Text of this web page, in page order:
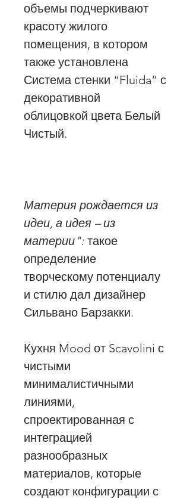
объемы подчеркивают
красоту жилого
помещения, в котором
также установлена
Система стенки “Fluida” с
декоративной
облицовкой цвета Белый
Чистый.
Материя рождается из
идеи, а идея – из
материи": такое
определение
творческому потенциалу
и стилю дал дизайнер
Сильвано Барзакки.
Кухня Mood от Scavolini с
чистыми
минималистичными
линиями,
спроектированная с
интеграцией
разнообразных
материалов, которые
создают конфигурации с